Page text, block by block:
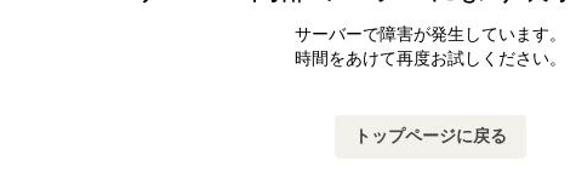
サーバーで障害が発生しています。
時間をあけて再度お試しください。
トップページに戻る